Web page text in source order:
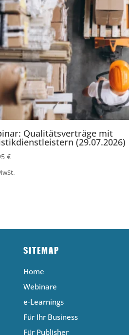
Qualitätsverträge mit
(29.07.2026)
€
SITEMAP
Home
Webinare
e-Learnings
Für Ihr Business
Für Publisher